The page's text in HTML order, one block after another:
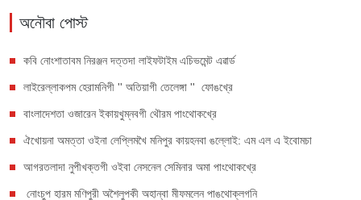
অনৌবা পোস্ট
কবি নোংশাতাবম নিরঞ্জন দত্তদা লাইফটাইম এচিভমেন্ট এৱার্ড
লাইরেল্লাকপম হেরামনিগী '' অতিয়াগী তেলেঙ্গা '' ফোঙখ্রে
বাংলাদেশতা ওজারেন ইকায়খুম্নবগী থৌরম পাংথোকখ্রে
ঐখোয়না অমত্তা ওইনা লেপ্লিমখৈ মনিপুর কায়হনবা ঙল্লোই: এম এল এ ইবোমচা
আগরতলাদা নুপীখক্তগী ওইবা নেসনেল সেমিনার অমা পাংথোকখ্রে
নোংচুপ হারম মণিপুরী অশৈলুপকী অহান্বা মীফমলেন পাঙথোক্লগনি